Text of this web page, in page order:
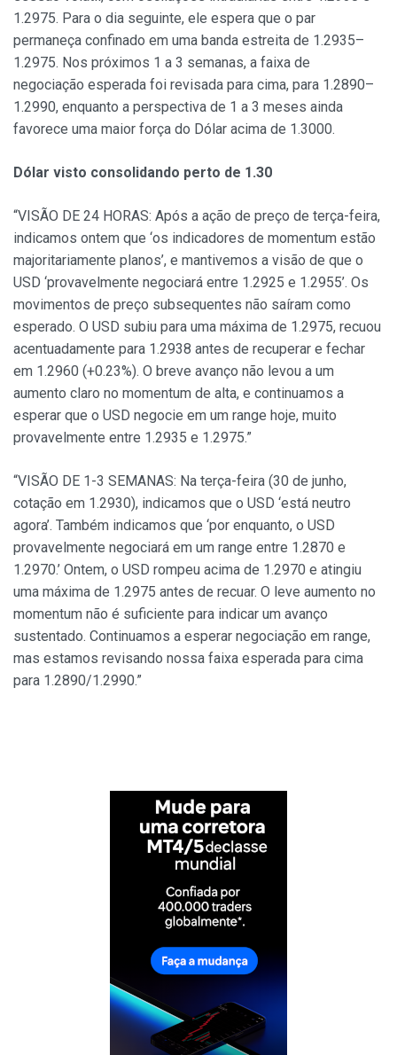
1.2975. Para o dia seguinte, ele espera que o par
permaneça confinado em uma banda estreita de 1.2935–
1.2975. Nos próximos 1 a 3 semanas, a faixa de
negociação esperada foi revisada para cima, para 1.2890–
1.2990, enquanto a perspectiva de 1 a 3 meses ainda
favorece uma maior força do Dólar acima de 1.3000.
Dólar visto consolidando perto de 1.30
“VISÃO DE 24 HORAS: Após a ação de preço de terça-feira,
indicamos ontem que ‘os indicadores de momentum estão
majoritariamente planos’, e mantivemos a visão de que o
USD ‘provavelmente negociará entre 1.2925 e 1.2955’. Os
movimentos de preço subsequentes não saíram como
esperado. O USD subiu para uma máxima de 1.2975, recuou
acentuadamente para 1.2938 antes de recuperar e fechar
em 1.2960 (+0.23%). O breve avanço não levou a um
aumento claro no momentum de alta, e continuamos a
esperar que o USD negocie em um range hoje, muito
provavelmente entre 1.2935 e 1.2975.”
“VISÃO DE 1-3 SEMANAS: Na terça-feira (30 de junho,
cotação em 1.2930), indicamos que o USD ‘está neutro
agora’. Também indicamos que ‘por enquanto, o USD
provavelmente negociará em um range entre 1.2870 e
1.2970.’ Ontem, o USD rompeu acima de 1.2970 e atingiu
uma máxima de 1.2975 antes de recuar. O leve aumento no
momentum não é suficiente para indicar um avanço
sustentado. Continuamos a esperar negociação em range,
mas estamos revisando nossa faixa esperada para cima
para 1.2890/1.2990.”